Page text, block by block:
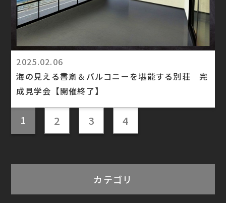
2025.02.06
海の見える書斎＆バルコニーを堪能する別荘 完
成見学会【開催終了】
1 2 3 4
カテゴリ